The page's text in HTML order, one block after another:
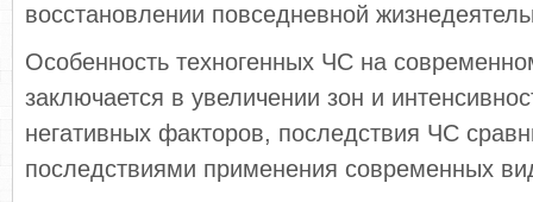
восстановлении повседневной
Особенность техногенных ЧС на
заключается в увеличении зон и
негативных факторов, последствия ЧС
последствиями применения современных